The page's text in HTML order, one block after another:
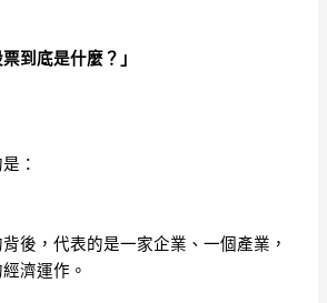
到底是什麼？」
：
後，代表的是一家企業、一個產業，
濟運作。